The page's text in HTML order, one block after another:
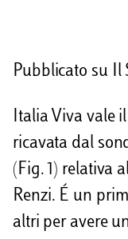
i
Pubblicato su Il
Italia Viva vale
ricavata dal
(Fig. 1) relativa
Renzi. É un
altri per avere